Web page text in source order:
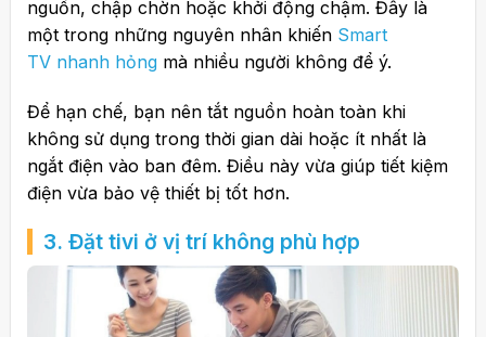
nguồn, chập chờn hoặc khởi động chậm. Đây là
một trong những nguyên nhân khiến Smart
TV nhanh hỏngmà nhiều người không để ý.
Để hạn chế, bạn nên tắt nguồn hoàn toàn khi
không sử dụng trong thời gian dài hoặc ít nhất là
ngắt điện vào ban đêm. Điều này vừa giúp tiết kiệm
điện vừa bảo vệ thiết bị tốt hơn.
3. Đặt tivi ở vị trí không phù hợp